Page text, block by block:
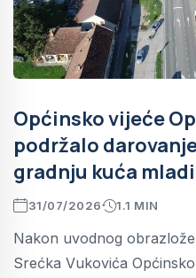
Općinsko vijeće
podržalo
gradnju kuća
31/07/2026 1.1 MIN
Nakon uvodnog
Srećka Vukovića